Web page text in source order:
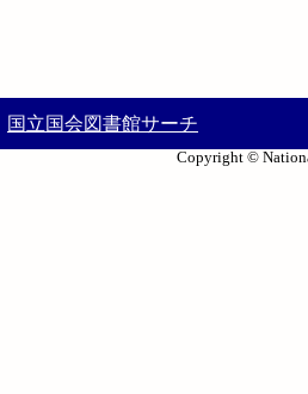
国立国会図書館サーチ
Copyright ©